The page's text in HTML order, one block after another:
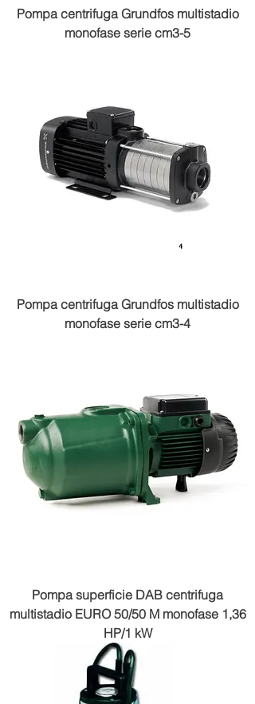
Pompa centrifuga Grundfos multistadio
monofase serie cm3-5
Pompa centrifuga Grundfos multistadio
monofase serie cm3-4
Pompa superficie DAB centrifuga
multistadio EURO 50/50 M monofase 1,36
HP/1 kW